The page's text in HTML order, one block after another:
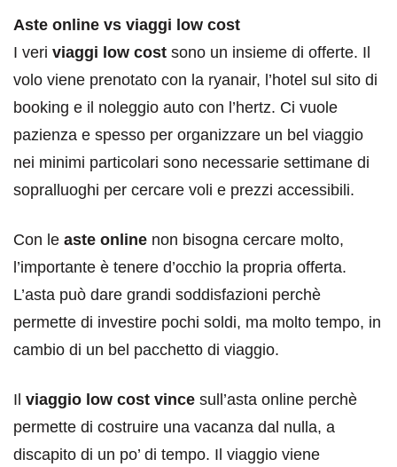
Aste online vs viaggi low cost
I veri viaggi low cost sono un insieme di offerte. Il
volo viene prenotato con la ryanair, l’hotel sul sito di
booking e il noleggio auto con l’hertz. Ci vuole
pazienza e spesso per organizzare un bel viaggio
nei minimi particolari sono necessarie settimane di
sopralluoghi per cercare voli e prezzi accessibili.
Con le aste online non bisogna cercare molto,
l’importante è tenere d’occhio la propria offerta.
L’asta può dare grandi soddisfazioni perchè
permette di investire pochi soldi, ma molto tempo, in
cambio di un bel pacchetto di viaggio.
Il viaggio low cost vince sull’asta online perchè
permette di costruire una vacanza dal nulla, a
discapito di un po’ di tempo. Il viaggio viene